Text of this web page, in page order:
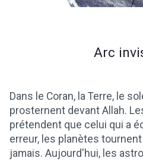
Arc
Dans le Coran, la Terre, le
prosternent devant Allah.
prétendent que celui qui a
erreur, les planètes
jamais. Aujourd'hui, les